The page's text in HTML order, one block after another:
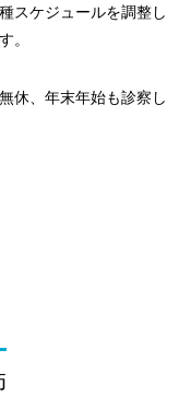
スケジュールを調整し
。
休、年末年始も診察し